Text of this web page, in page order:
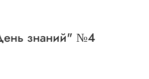
знаний" №4